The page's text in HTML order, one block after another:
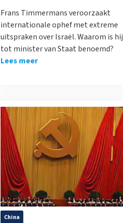
Frans Timmermans veroorzaakt
internationale ophef met extreme
uitspraken over Israël. Waarom is hij
tot minister van Staat benoemd?
Lees meer
China